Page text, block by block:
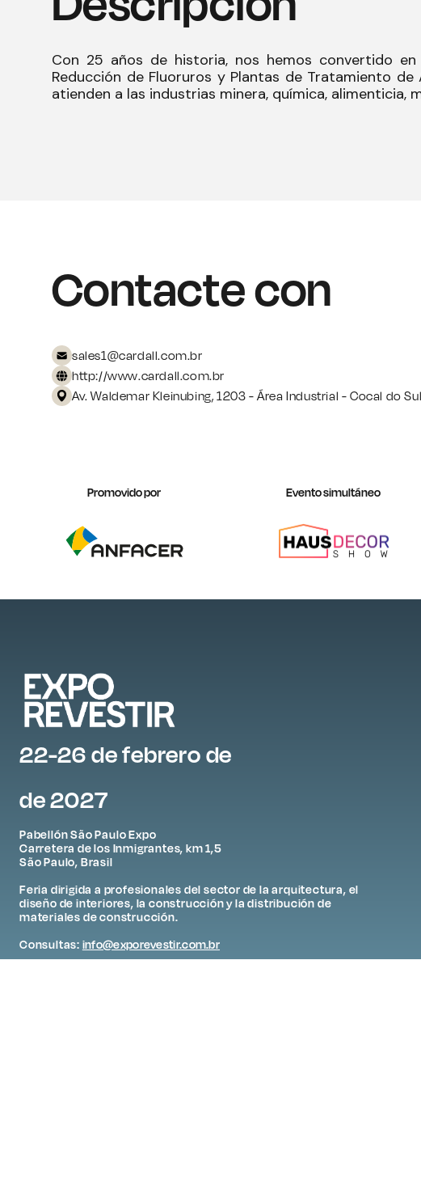
Con 25 años de historia, nos hemos convertido
Reducción de Fluoruros y Plantas de Tratamiento
atienden a las industrias minera, química, alimenticia,
Contacte con
sales1@cardall.com.br
http://www.cardall.com.br
Av. Waldemar Kleinubing, 1203 - Área Industrial - Cocal do
Promovido por Evento simultáneo
22-26 de febrero de
de 2027
Pabellón São Paulo Expo
Carretera de los Inmigrantes, km 1,5
São Paulo, Brasil
Feria dirigida a profesionales del sector de la arquitectura, el
diseño de interiores, la construcción y la distribución de
materiales de construcción.
Consultas: info@exporevestir.com.br